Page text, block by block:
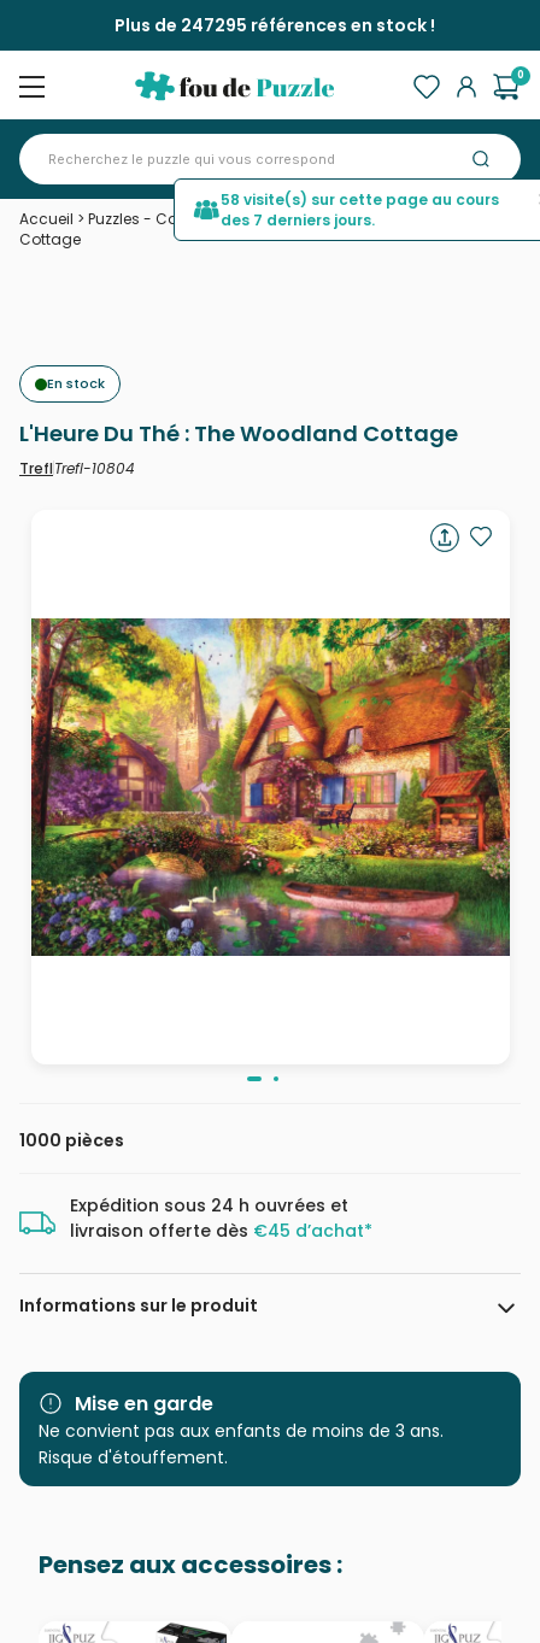
Plus de 247295 références en stock !
0
Accueil > Puzzles - Campagne>L'Heure Du Thé : The Woodland
Cottage
En stock
L'Heure Du Thé : The Woodland Cottage
TreflTrefl-10804
1000 pièces
Expédition sous 24 h ouvrées et
livraison offerte dès €45 d’achat*
Informations sur le produit
Marque
Trefl, le leader de l'Europe de
Catégorie
Mise en garde
Ne convient pas aux enfants de moins de 3 ans.
Risque d'étouffement.
Pensez aux accessoires :
58 visite(s) sur cette page au cours
des 7 derniers jours.